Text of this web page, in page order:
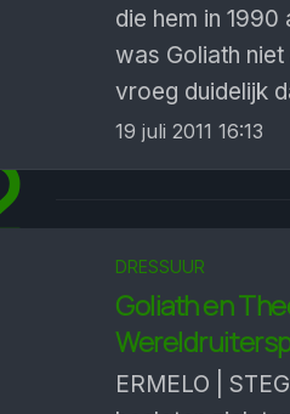
die hem in
was Goliath
vroeg duidelijk
19 juli 2011 16:13
DRESSUUR
Goliath en
ERMELO |